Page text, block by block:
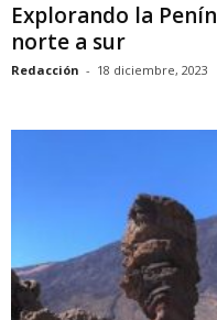
Explorando la
norte a sur
Redacción - 18 diciembre, 2023